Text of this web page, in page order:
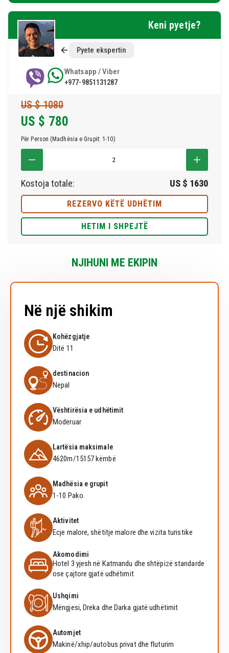
Keni pyetje?
Pyete ekspertin
Whatsapp / Viber
+977-9851131287
US $ 1080
US $ 780
Për Person (Madhësia e Grupit: 1-10)
Kostoja totale: US $ 1630
REZERVO KËTË UDHËTIM
HETIM I SHPEJTË
NJIHUNI ME EKIPIN
Në një shikim
Kohëzgjatje
Ditë 11
destinacion
Nepal
Vështirësia e udhëtimit
Moderuar
Lartësia maksimale
4620m/15157 këmbë
Madhësia e grupit
1-10 Pako.
Aktivitet
Ecje malore, shëtitje malore dhe vizita turistike
Akomodimi
Hotel 3 yjesh në Katmandu dhe shtëpizë standarde
ose çajtore gjatë udhëtimit
Ushqimi
Mëngjesi, Dreka dhe Darka gjatë udhëtimit
Automjet
Makinë/xhip/autobus privat dhe fluturim